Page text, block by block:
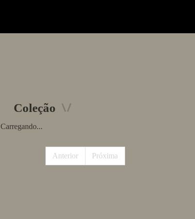
Coleção
Carregando...
Anterior Próxima